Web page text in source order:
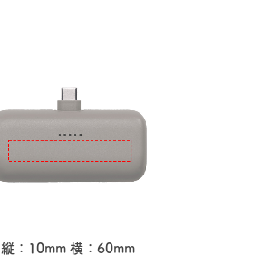
縦：10mm 横：60mm